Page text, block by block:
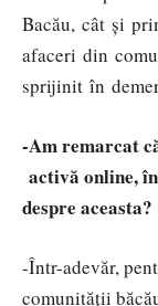
Bacău, cât și
afaceri din
sprijinit în
-Am remarcat
activă online,
despre aceasta?
-Într-adevăr,
comunității